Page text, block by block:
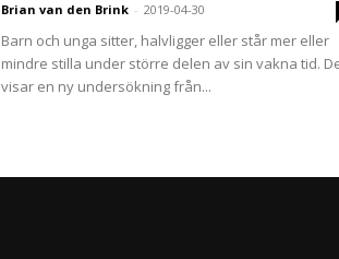
Brian van den Brink - 2019-04-30
Barn och unga sitter, halvligger eller står mer eller
mindre stilla under större delen av sin vakna tid.
visar en ny undersökning från...